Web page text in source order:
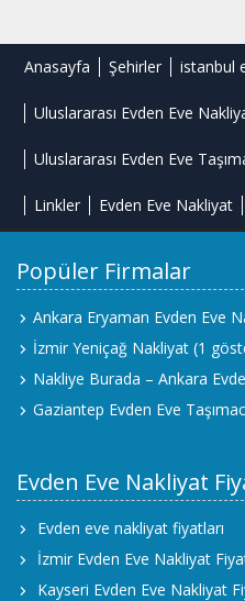
Anasayfa Şehirler istanbul
Uluslararası Evden Eve
Uluslararası Evden Eve
Linkler Evden Eve Nakliyat
Popüler Firmalar
Ankara Eryaman Evden Eve
İzmir Yeniçağ Nakliyat (1
Nakliye Burada – Ankara
Gaziantep Evden Eve
Evden Eve Nakliyat
Evden eve nakliyat fiyatları
İzmir Evden Eve Nakliyat
Kayseri Evden Eve Nakliyat